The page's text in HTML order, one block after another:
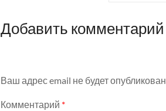
Добавить комментарий
Ваш адрес email не будет опубликован.
Комментарий *